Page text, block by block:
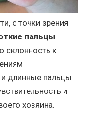
с точки зрения
пальцы
склонность к
длинные пальцы
и
хозяина.